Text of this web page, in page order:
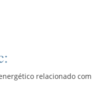
relacionado com